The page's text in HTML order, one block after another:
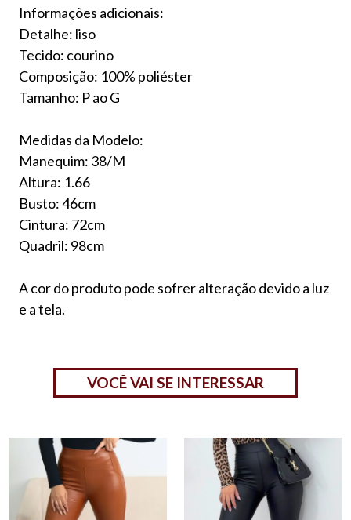
Informações adicionais:
Detalhe: liso
Tecido: courino
Composição: 100% poliéster
Tamanho: P ao G
Medidas da Modelo:
Manequim: 38/M
Altura: 1.66
Busto: 46cm
Cintura: 72cm
Quadril: 98cm
A cor do produto pode sofrer alteração devido a luz
e a tela.
VOCÊ VAI SE INTERESSAR